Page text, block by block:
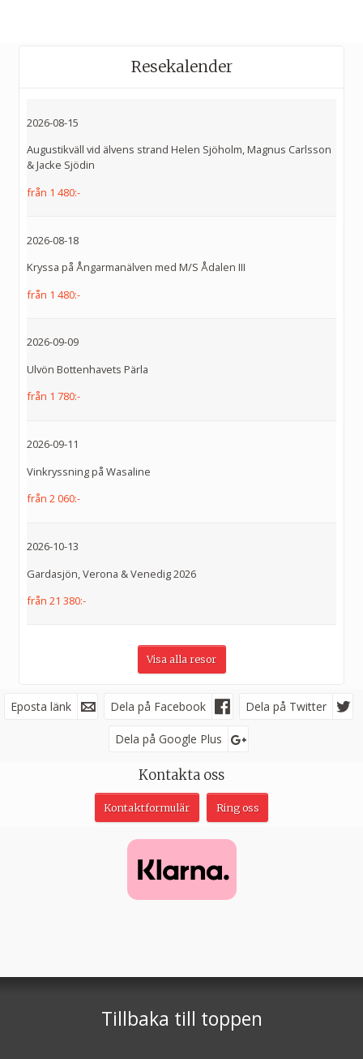
Resekalender
2026-08-15
Augustikväll vid älvens strand Helen Sjöholm, Magnus Carlsson
& Jacke Sjödin
från 1 480:-
2026-08-18
Kryssa på Ångarmanälven med M/S Ådalen III
från 1 480:-
2026-09-09
Ulvön Bottenhavets Pärla
från 1 780:-
2026-09-11
Vinkryssning på Wasaline
från 2 060:-
2026-10-13
Gardasjön, Verona & Venedig 2026
från 21 380:-
Visa alla resor
Facebook
Eposta länk Dela på Facebook Dela på Twitter
Dela på Google Plus
Följ oss på
Kontakta oss
Kontaktformulär Ring oss
Jag samtycker till dataskyddspolicyn.
Telefon 0930-700 63
Tillbaka till toppen